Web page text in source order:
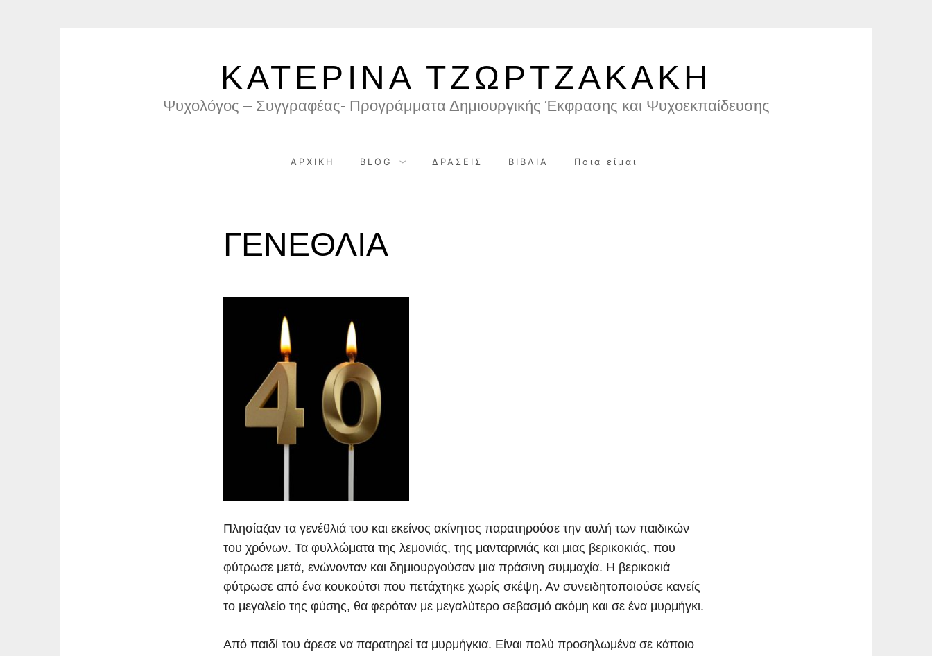
ΚΑΤΕΡΙΝΑ ΤΖΩΡΤΖΑΚΑΚΗ
Ψυχολόγος – Συγγραφέας- Προγράμματα Δημιουργικής Έκφρασης και Ψυχοεκπαίδευσης
ΑΡΧΙΚΗ BLOG ΔΡΑΣΕΙΣ ΒΙΒΛΙΑ Ποια είμαι
ΓΕΝΕΘΛΙΑ
Πλησίαζαν τα γενέθλιά του και εκείνος ακίνητος παρατηρούσε την αυλή των παιδικών
του χρόνων. Τα φυλλώματα της λεμονιάς, της μανταρινιάς και μιας βερικοκιάς, που
φύτρωσε μετά, ενώνονταν και δημιουργούσαν μια πράσινη συμμαχία. Η βερικοκιά
φύτρωσε από ένα κουκούτσι που πετάχτηκε χωρίς σκέψη. Αν συνειδητοποιούσε κανείς
το μεγαλείο της φύσης, θα φερόταν με μεγαλύτερο σεβασμό ακόμη και σε ένα μυρμήγκι.
Από παιδί του άρεσε να παρατηρεί τα μυρμήγκια. Είναι πολύ προσηλωμένα σε κάποιο